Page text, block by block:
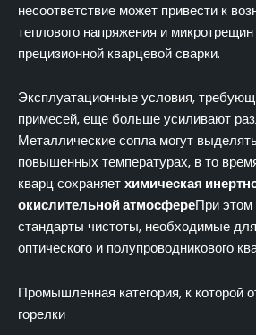
несоответствие может привести к
теплового напряжения и
прецизионной кварцевой сварки.
Эксплуатационные условия,
примесей, еще больше усиливают
Металлические сопла могут
повышенных температурах, в то
кварц сохраняет химическая
окислительной атмосфереПри этом
стандарты чистоты, необходимые
оптического и полупроводникового
Промышленная категория, к которой
горелки